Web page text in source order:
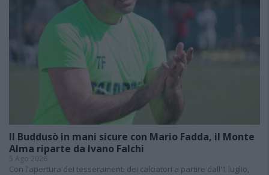
Il Buddusò in mani sicure con Mario Fadda, il Monte
Alma riparte da Ivano Falchi
5 Ago 2026
Con l'apertura dei tesseramenti dei calciatori a partire dall'1 luglio,